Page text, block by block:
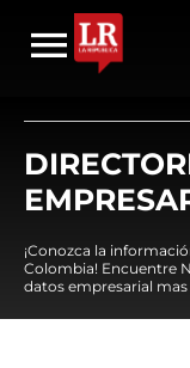
¡Conozca la
Colombia! Encuentre
datos empresarial mas